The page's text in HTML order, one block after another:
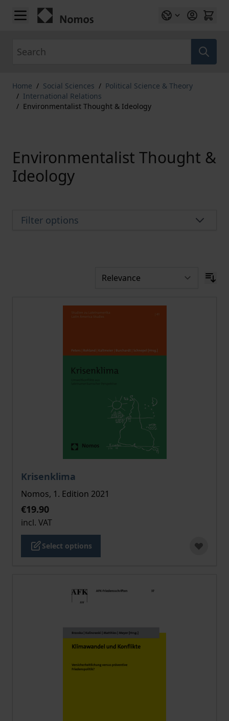
Skip to Content
Home / Social Sciences / Political Science & Theory
/ International Relations
/ Environmentalist Thought & Ideology
Environmentalist Thought &
Ideology
Filter options
Krisenklima
The price depends on the options chosen on the
Nomos, 1. Edition 2021
€19.90
incl. VAT
Select options